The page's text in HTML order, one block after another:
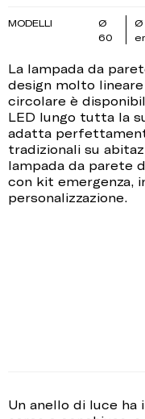
La lampada da
design molto
circolare è
LED lungo tutta la
adatta
tradizionali su
lampada da parete
con kit emergenza,
personalizzazione.
MODELLI
Ø
60
Ø
Un anello di luce